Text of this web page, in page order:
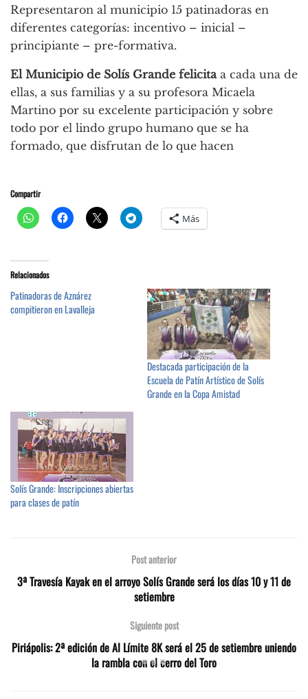
Representaron al municipio 15 patinadoras en
diferentes categorías: incentivo – inicial –
principiante – pre-formativa.
El Municipio de Solís Grande felicita a cada una de
ellas, a sus familias y a su profesora Micaela
Martino por su excelente participación y sobre
todo por el lindo grupo humano que se ha
formado, que disfrutan de lo que hacen
Compartir
Más
Relacionados
Patinadoras de Aznárez
compitieron en Lavalleja
Destacada participación de la
Escuela de Patín Artístico de Solís
Grande en la Copa Amistad
Solís Grande: Inscripciones abiertas
para clases de patín
Post anterior
3ª Travesía Kayak en el arroyo Solís Grande será los días 10 y 11 de
setiembre
Siguiente post
Piriápolis: 2ª edición de Al Límite 8K será el 25 de setiembre uniendo
la rambla con el cerro del Toro